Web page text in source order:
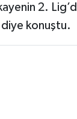
2.
konuştu.